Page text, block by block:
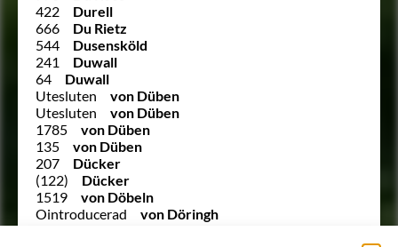
422
Durell
666
Du Rietz
544
Dusensköld
241
Duwall
64
Duwall
Utesluten
von Düben
Utesluten
von Düben
1785
von Düben
135
von Düben
207
Dücker
(122)
Dücker
1519
von Döbeln
Ointroducerad
von Döringh